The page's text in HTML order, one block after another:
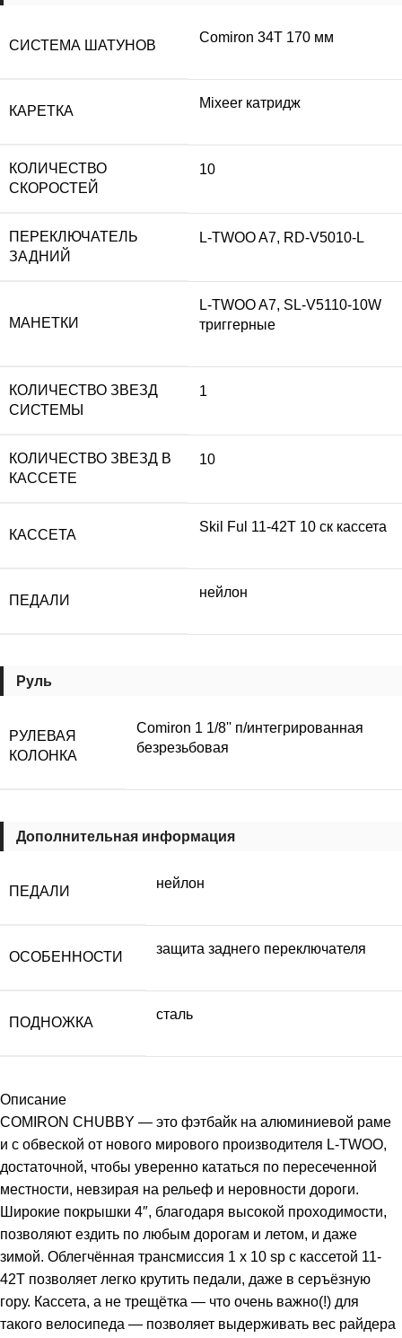
СИСТЕМА ШАТУНОВ
Comiron 34T 170 мм
КАРЕТКА
Mixeer катридж
КОЛИЧЕСТВО
СКОРОСТЕЙ
10
ПЕРЕКЛЮЧАТЕЛЬ
ЗАДНИЙ
L-TWOO A7, RD-V5010-L
МАНЕТКИ
L-TWOO A7, SL-V5110-10W
триггерные
КОЛИЧЕСТВО ЗВЕЗД
СИСТЕМЫ
1
КОЛИЧЕСТВО ЗВЕЗД В
КАССЕТЕ
10
КАССЕТА
Skil Ful 11-42T 10 ск кассета
ПЕДАЛИ
нейлон
Руль
РУЛЕВАЯ
КОЛОНКА
Comiron 1 1/8'' п/интегрированная
безрезьбовая
Дополнительная информация
ПЕДАЛИ
нейлон
ОСОБЕННОСТИ
защита заднего переключателя
ПОДНОЖКА
сталь
Описание
COMIRON CHUBBY — это фэтбайк на алюминиевой раме
и с обвеской от нового мирового производителя L-TWOO,
достаточной, чтобы уверенно кататься по пересеченной
местности, невзирая на рельеф и неровности дороги.
Широкие покрышки 4″, благодаря высокой проходимости,
позволяют ездить по любым дорогам и летом, и даже
зимой. Облегчённая трансмиссия 1 х 10 sp с кассетой 11-
42T позволяет легко крутить педали, даже в серъёзную
гору. Кассета, а не трещётка — что очень важно(!) для
такого велосипеда — позволяет выдерживать вес райдера